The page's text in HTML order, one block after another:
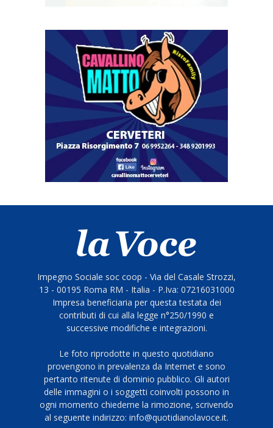
Impegno Sociale soc coop - Via del Casale Strozzi,
13 - 00195 Roma RM - Italia - P.Iva: 07216031000
Impresa beneficiaria per questa testata dei
contributi di cui alla legge n°250/1990 e
successive modifiche e integrazioni.
Le foto riprodotte in questo quotidiano
provengono in prevalenza da Internet e sono
pertanto ritenute di dominio pubblico. Gli autori
delle immagini o i soggetti coinvolti possono in
ogni momento chiederne la rimozione, scrivendo
al seguente indirizzo: info@quotidianolavoce.it.